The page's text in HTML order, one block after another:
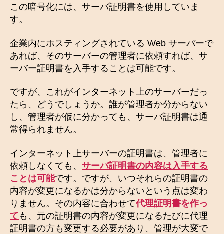
この暗号化には、サーバ証明書を使用していま
す。
企業内にホスティングされている Web サーバーで
あれば、そのサーバーの管理者に依頼すれば、サ
ーバー証明書を入手することは可能です。
ですが、これがインターネット上のサーバーだっ
たら、どうでしょうか。誰が管理者か分からない
し、管理者が仮に分かっても、サーバ証明書は通
常得られません。
インターネット上サーバーの証明書は、管理者に
依頼しなくても、 サーバ証明書の内容は入手する
ことは可能です。ですが、いつそれらの証明書の
内容が変更になるかは分からないという点は変わ
りません。その内容に合わせて代理証明書を作っ
て も、元の証明書の内容が変更になるたびに代理
証明書の方も変更する必要があり、管理が大変で